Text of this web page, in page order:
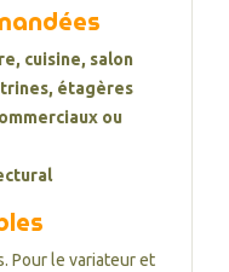
cuisine, salon
étagères
ou
Pour le variateur et